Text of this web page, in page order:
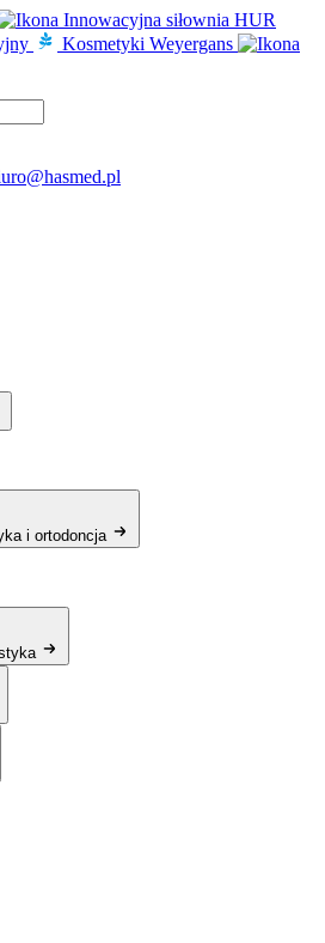
Innowacyjna siłownia HUR
Kosmetyki Weyergans
i ortodoncja